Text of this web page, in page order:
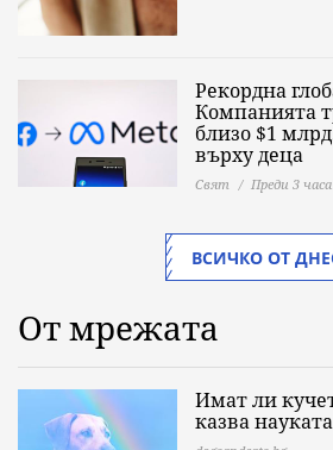
Рекордна
Компанията
близо $1
върху деца
Свят Преди 3 часа
ВСИЧКО ОТ
От мрежата
Имат ли
казва науката